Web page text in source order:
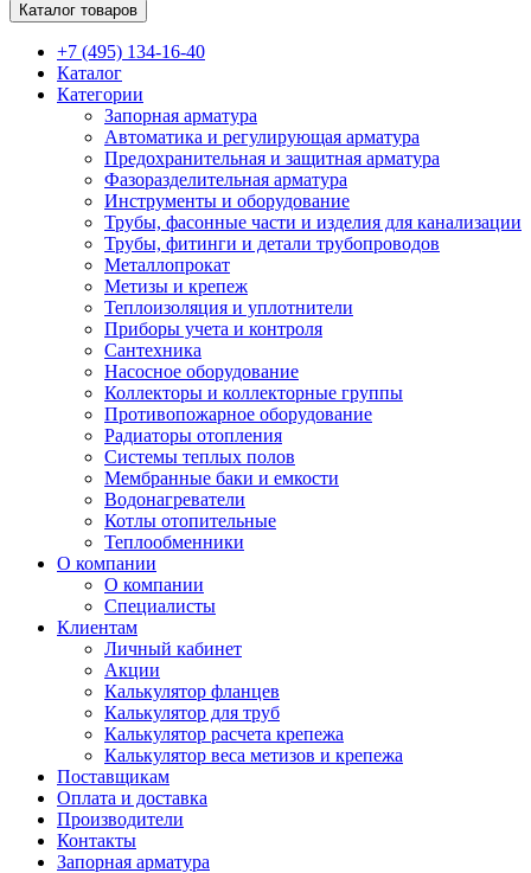
Каталог товаров
+7 (495) 134-16-40
Каталог
Категории
Запорная арматура
Автоматика и регулирующая арматура
Предохранительная и защитная арматура
Фазоразделительная арматура
Инструменты и оборудование
Трубы, фасонные части и изделия для канализации
Трубы, фитинги и детали трубопроводов
Металлопрокат
Метизы и крепеж
Теплоизоляция и уплотнители
Приборы учета и контроля
Сантехника
Насосное оборудование
Коллекторы и коллекторные группы
Противопожарное оборудование
Радиаторы отопления
Системы теплых полов
Мембранные баки и емкости
Водонагреватели
Котлы отопительные
Теплообменники
О компании
О компании
Специалисты
Клиентам
Личный кабинет
Акции
Калькулятор фланцев
Калькулятор для труб
Калькулятор расчета крепежа
Калькулятор веса метизов и крепежа
Поставщикам
Оплата и доставка
Производители
Контакты
Запорная арматура